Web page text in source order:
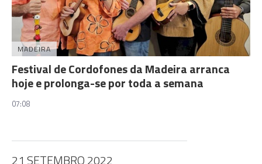
MADEIRA
Festival de Cordofones da Madeira arranca
hoje e prolonga-se por toda a semana
07:08
21 SETEMBRO 2022